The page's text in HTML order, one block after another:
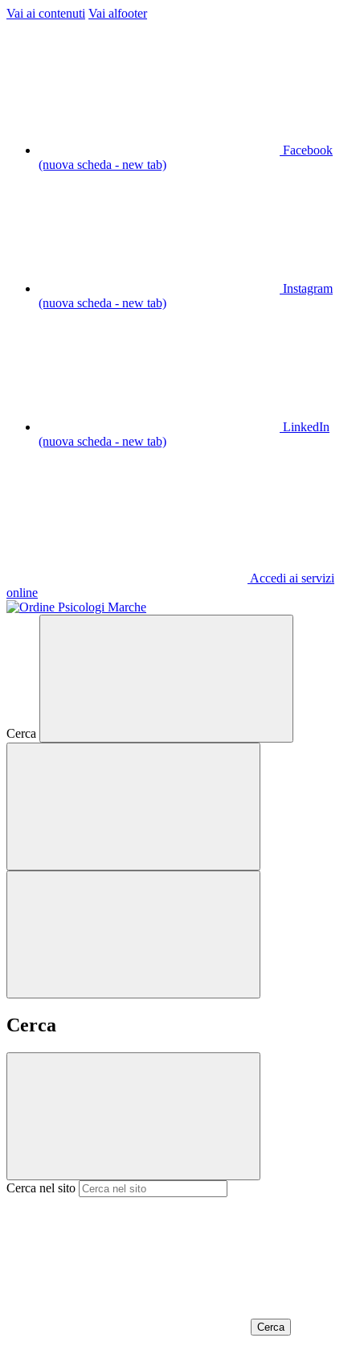
Vai ai contenuti Vai alfooter
Facebook
(nuova scheda - new tab)
Instagram
(nuova scheda - new tab)
LinkedIn
(nuova scheda - new tab)
Accedi ai servizi
online
Cerca
Cerca
Cerca nel sito
Cerca